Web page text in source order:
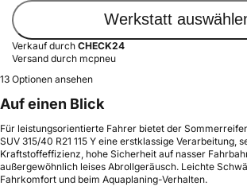
Werkstatt
Verkauf durch CHECK24
Versand durch mcpneu
13 Optionen ansehen
Auf einen Blick
Für leistungsorientierte Fahrer bietet der
SUV 315/40 R21 115 Y eine erstklassige Verarbeitung,
Kraftstoffeffizienz, hohe Sicherheit auf nasser
außergewöhnlich leises Abrollgeräusch. Leichte
Fahrkomfort und beim Aquaplaning-Verhalten.